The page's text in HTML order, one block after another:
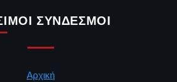
ΣΎΝΔΕΣΜΟΙ
Αρχική